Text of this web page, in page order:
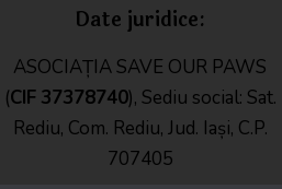
Date juridice:
ASOCIAȚIA SAVE OUR PAWS
(CIF 37378740), Sediu social: Sat.
Rediu, Com. Rediu, Jud. Iași, C.P.
707405